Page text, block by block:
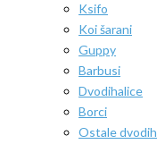
Ksifo
Koi šarani
Guppy
Barbusi
Dvodihalice
Borci
Ostale